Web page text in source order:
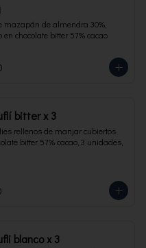
mazapán de almendra 30%,
en chocolate bitter 57% cacao
bitter x 3
rellenos de manjar cubiertos
bitter 57% cacao, 3 unidades,
blanco x 3